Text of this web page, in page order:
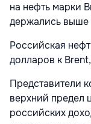
на нефть марки
держались выше
Российская
долларов к
Представители
верхний предел
российских